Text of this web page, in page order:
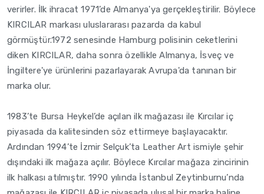
verirler. İlk ihracat 1971’de Almanya'ya gerçekleştirilir. Böylece
KIRCILAR markası uluslararası pazarda da kabul
görmüştür.1972 senesinde Hamburg polisinin ceketlerini
diken KIRCILAR, daha sonra özellikle Almanya, İsveç ve
İngiltere'ye ürünlerini pazarlayarak Avrupa'da tanınan bir
marka olur.
1983’te Bursa Heykel’de açılan ilk mağazası ile Kırcılar iç
piyasada da kalitesinden söz ettirmeye başlayacaktır.
Ardından 1994’te İzmir Selçuk’ta Leather Art ismiyle şehir
dışındaki ilk mağaza açılır. Böylece Kırcılar mağaza zincirinin
ilk halkası atılmıştır. 1990 yılında İstanbul Zeytinburnu’nda